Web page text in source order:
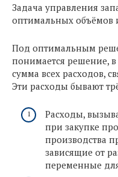
Задача управления
оптимальных объёмов
Под оптимальным
понимается решение,
сумма всех расходов,
Эти расходы бывают
Расходы,
при закупке
производства
зависящие от
переменные